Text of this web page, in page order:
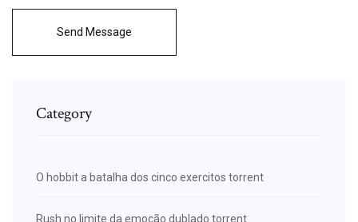
Send Message
Category
O hobbit a batalha dos cinco exercitos torrent
Rush no limite da emoção dublado torrent